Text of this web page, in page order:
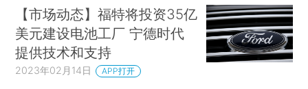
【市场动态】福特将投资35亿
美元建设电池工厂 宁德时代
提供技术和支持
2023年02月14日 APP打开